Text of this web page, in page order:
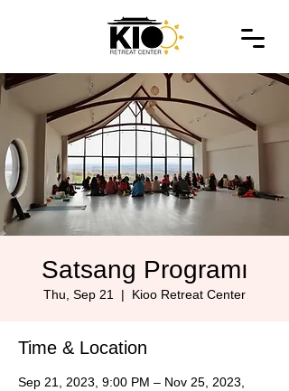
Satsang Programı
Thu, Sep 21
  |
Kioo Retreat Center
Time & Location
Sep 21, 2023, 9:00 PM – Nov 25, 2023,